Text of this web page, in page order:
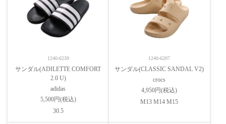
1240-6239
サンダル(ADILETTE COMFORT
2.0 U)
adidas
5,500円(税込)
30.5
1240-6207
サンダル(CLASSIC SANDAL V2)
crocs
4,950円(税込)
M13 M14 M15